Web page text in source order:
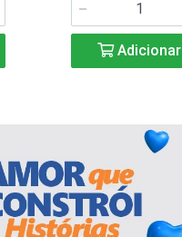
Adicionar